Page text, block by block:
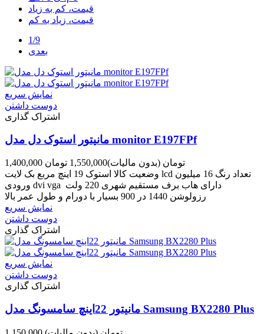
قیمت، کم به زیاد
قیمت، زیاد به کم
1/9
بعدی
نمایش سریع
دوست داشتن
اشتراک گذاری
مانیتور استوک دل مدل monitor E197FPf
1,400,000 تومان (بدون مالیات)1,550,000 تومان
وضعیت کالا استوک 19 اینچ مربع بک لایت lcd تعداد رنگ 16 میلیون
ورودی dvi vga دارای هاب برف مستقیم شهری 220 ولت
رزولوشن 1440 در 900 بسیار با دورام و طول عمر بالا
نمایش سریع
دوست داشتن
اشتراک گذاری
نمایش سریع
دوست داشتن
اشتراک گذاری
مانیتور 22اینچ سامسونگ مدل Samsung BX2280 Plus